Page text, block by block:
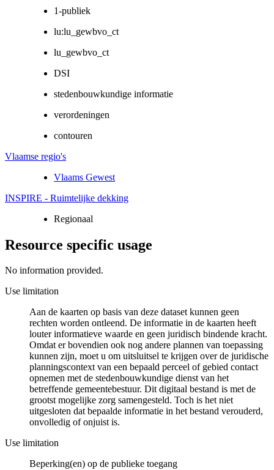
1-publiek
lu:lu_gewbvo_ct
lu_gewbvo_ct
DSI
stedenbouwkundige informatie
verordeningen
contouren
Vlaamse regio's
Vlaams Gewest
INSPIRE - Ruimtelijke dekking
Regionaal
Resource specific usage
No information provided.
Use limitation
Aan de kaarten op basis van deze dataset kunnen geen
rechten worden ontleend. De informatie in de kaarten heeft
louter informatieve waarde en geen juridisch bindende kracht.
Omdat er bovendien ook nog andere plannen van toepassing
kunnen zijn, moet u om uitsluitsel te krijgen over de juridische
planningscontext van een bepaald perceel of gebied contact
opnemen met de stedenbouwkundige dienst van het
betreffende gemeentebestuur. Dit digitaal bestand is met de
grootst mogelijke zorg samengesteld. Toch is het niet
uitgesloten dat bepaalde informatie in het bestand verouderd,
onvolledig of onjuist is.
Use limitation
Beperking(en) op de publieke toegang